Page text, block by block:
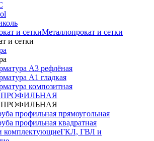
Металлопрокат и сетки
и сетки
А3 рефлёная
А1 гладкая
композитная
ПРОФИЛЬНАЯ
ПРОФИЛЬНАЯ
профильная прямоугольная
профильная квадратная
ГКЛ, ГВЛ и